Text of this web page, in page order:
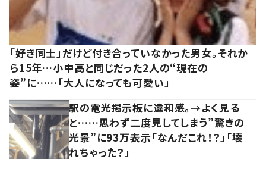
「好き同士」だけど付き合っていなかった男女。それか
ら15年…小中高と同じだった2人の“現在の
姿”に……「大人になっても可愛い」
駅の電光掲示板に違和感。→よく見る
と……思わず二度見してしまう”驚きの
光景”に93万表示「なんだこれ！？」「壊
れちゃった？」